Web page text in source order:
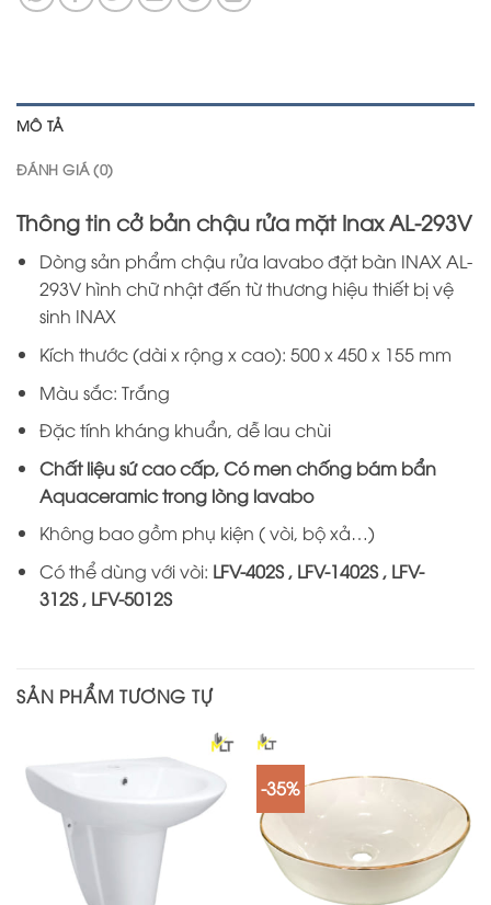
MÔ TẢ
ĐÁNH GIÁ (0)
Thông tin cở bản chậu rửa mặt Inax AL-293V
Dòng sản phẩm chậu rửa lavabo đặt bàn INAX AL-
293V hình chữ nhật đến từ thương hiệu thiết bị vệ
sinh INAX
Kích thước (dài x rộng x cao): 500 x 450 x 155 mm
Màu sắc: Trắng
Đặc tính kháng khuẩn, dễ lau chùi
Chất liệu sứ cao cấp, Có men chống bám bẩn
Aquaceramic trong lòng lavabo
Không bao gồm phụ kiện ( vòi, bộ xả…)
Có thể dùng với vòi: LFV-402S , LFV-1402S , LFV-
312S , LFV-5012S
SẢN PHẨM TƯƠNG TỰ
-35%